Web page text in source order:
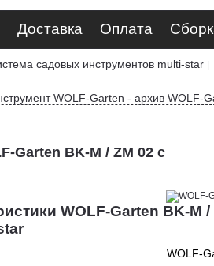
Доставка Оплата
садовых инструментов multi-star
WOLF-Garten - архив WOLF-
Garten BK-M / ZM 02 с
WOLF-Garten BK-M /
WOLF-